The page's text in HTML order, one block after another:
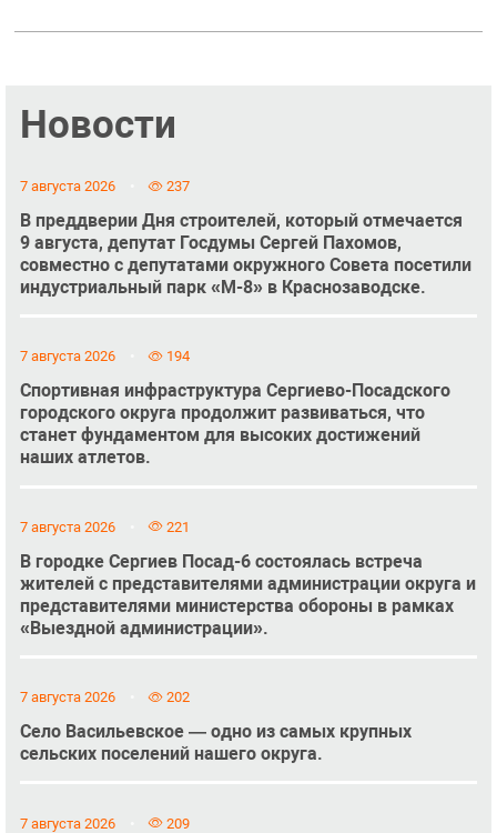
Новости
7 августа 2026 237
В преддверии Дня строителей, который отмечается
9 августа, депутат Госдумы Сергей Пахомов,
совместно с депутатами окружного Совета посетили
индустриальный парк «М-8» в Краснозаводске.
7 августа 2026 194
Спортивная инфраструктура Сергиево-Посадского
городского округа продолжит развиваться, что
станет фундаментом для высоких достижений
наших атлетов.
7 августа 2026 221
В городке Сергиев Посад-6 состоялась встреча
жителей с представителями администрации округа и
представителями министерства обороны в рамках
«Выездной администрации».
7 августа 2026 202
Село Васильевское — одно из самых крупных
сельских поселений нашего округа.
7 августа 2026 209